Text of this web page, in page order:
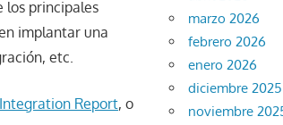
los principales
implantar una
etc.
Report, o
marzo 2026
febrero 2026
enero 2026
diciembre 2025
noviembre